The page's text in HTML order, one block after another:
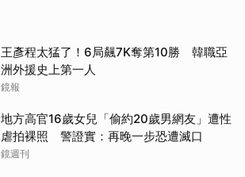
王彥程太猛了！6局飆7K奪第10勝 韓職亞
洲外援史上第一人
鏡報
地方高官16歲女兒「偷約20歲男網友」遭性
虐拍裸照 警證實：再晚一步恐遭滅口
鏡週刊